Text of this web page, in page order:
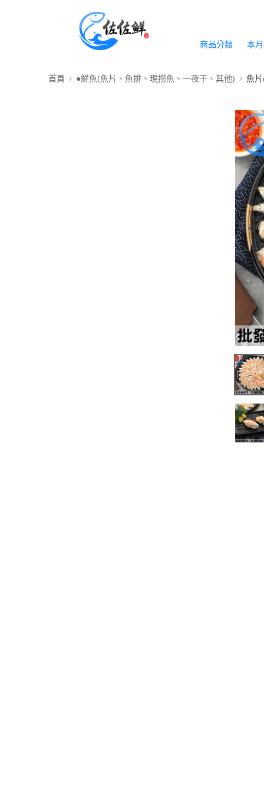
商品分類 本
首頁 ●鮮魚(魚片、魚排、現撈魚、一夜干、其他) 魚